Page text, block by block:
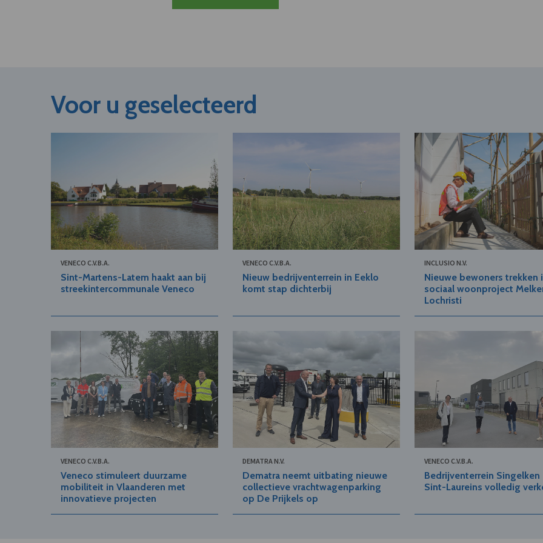
Voor u geselecteerd
VENECO C.V.B.A.
Sint-Martens-Latem haakt aan bij
streekintercommunale Veneco
VENECO C.V.B.A.
Nieuw bedrijventerrein in Eeklo
komt stap dichterbij
INCLUSIO N.V.
Nieuwe bewoners trekken
sociaal woonproject
Lochristi
VENECO C.V.B.A.
Veneco stimuleert duurzame
mobiliteit in Vlaanderen met
innovatieve projecten
DEMATRA N.V.
Dematra neemt uitbating nieuwe
collectieve vrachtwagenparking
op De Prijkels op
VENECO C.V.B.A.
Bedrijventerrein Singelken
Sint-Laureins volledig